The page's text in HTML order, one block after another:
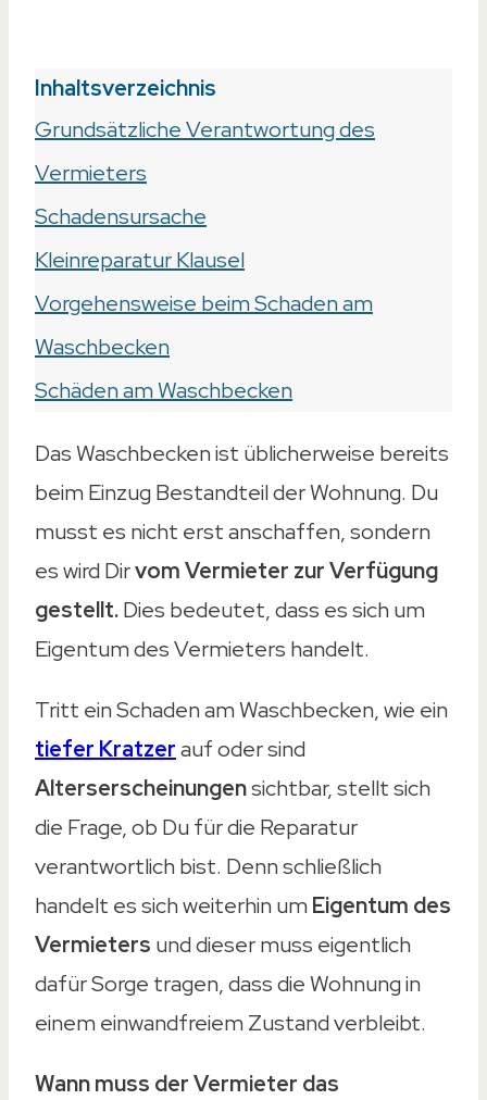
Inhaltsverzeichnis
Grundsätzliche Verantwortung des
Vermieters
Schadensursache
Kleinreparatur Klausel
Vorgehensweise beim Schaden am
Waschbecken
Schäden am Waschbecken
Das Waschbecken ist üblicherweise bereits
beim Einzug Bestandteil der Wohnung. Du
musst es nicht erst anschaffen, sondern
es wird Dirvom Vermieter zur Verfügung
gestellt.Dies bedeutet, dass es sich um
Eigentum des Vermieters handelt.
Tritt ein Schaden am Waschbecken, wie ein
tiefer Kratzerauf oder sind
Alterserscheinungensichtbar, stellt sich
die Frage, ob Du für die Reparatur
verantwortlich bist. Denn schließlich
handelt es sich weiterhin umEigentum des
Vermieters und dieser muss eigentlich
dafür Sorge tragen, dass die Wohnung in
einem einwandfreiem Zustand verbleibt.
Wann muss der Vermieter das